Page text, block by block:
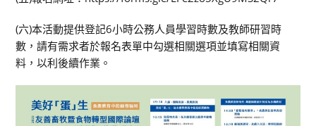
(六)本活動提供登記6小時公務人員學習時數及教師研習時
數，請有需求者於報名表單中勾選相關選項並填寫相關資
料，以利後續作業。